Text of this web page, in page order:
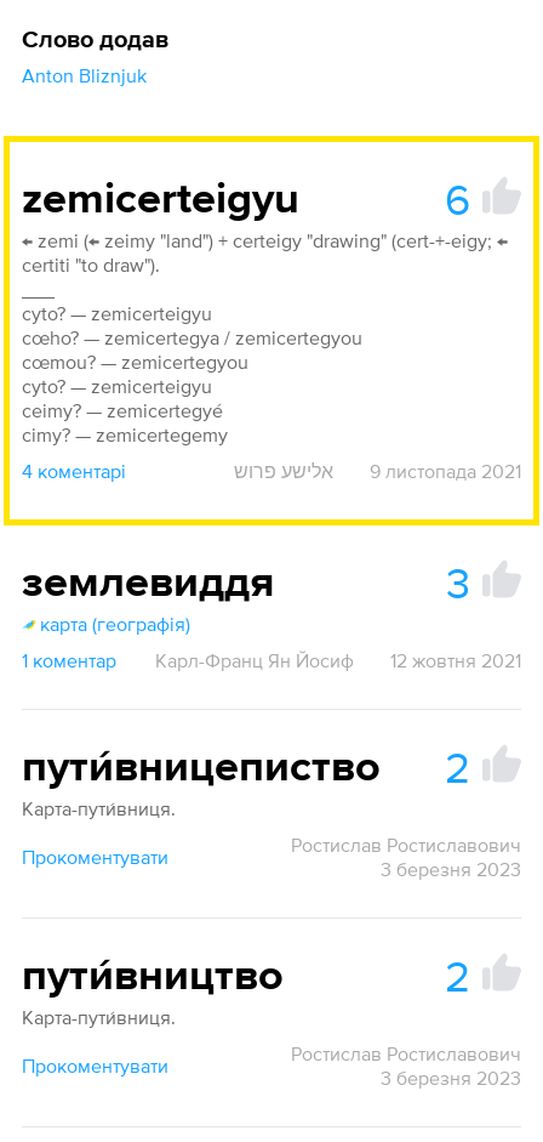
Слово додав
Anton Bliznjuk
zemicerteigyu 6
← zemi (← zeimy "land") + certeigy "drawing" (cert-+-eigy; ←
certiti "to draw").
cyto? — zemicerteigyu
cœho? — zemicertegya / zemicertegyou
cœmou? — zemicertegyou
cyto? — zemicerteigyu
ceimy? — zemicertegyé
cimy? — zemicertegemy
4 коментарі
אלישע פרוש 9 листопада 2021
землевиддя 3
карта (географія)
1 коментар
Карл-Франц Ян Йосиф 12 жовтня 2021
пути́вницепиство 2
Карта-пути́вниця.
Прокоментувати
Ростислав Ростиславович
3 березня 2023
пути́вництво 2
Карта-пути́вниця.
Прокоментувати
Ростислав Ростиславович
3 березня 2023